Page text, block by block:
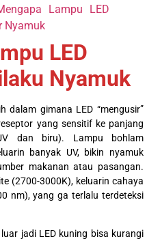
Lampu LED
Nyamuk
LED
Nyamuk
dalam gimana LED “mengusir”
yang sensitif ke panjang
dan biru). Lampu bohlam
banyak UV, bikin nyamuk
makanan atau pasangan.
(2700-3000K), keluarin cahaya
nm), yang ga terlalu terdeteksi
jadi LED kuning bisa kurangi